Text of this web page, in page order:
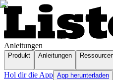
Anleitungen
Produkt Anleitungen
Hol dir die App App herunterladen